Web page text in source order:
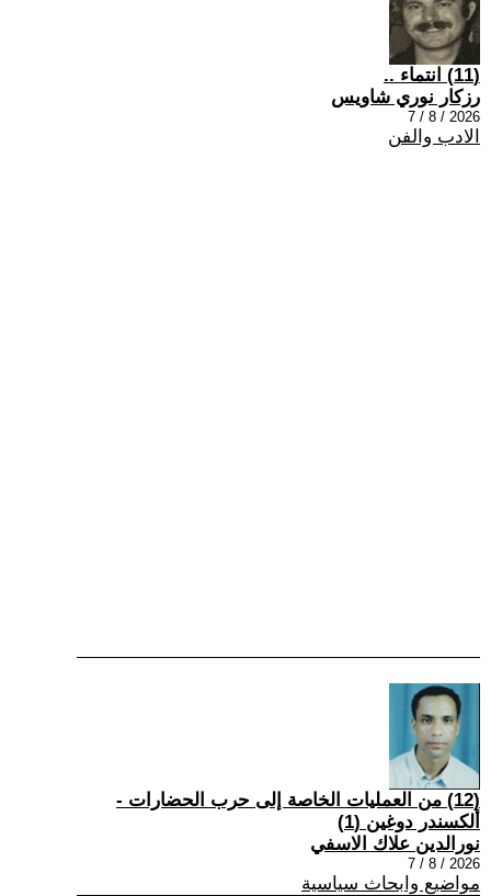
(11) انتماء ..
رزكار نوري شاويس
2026 / 8 / 7
الادب والفن
(12) من العمليات الخاصة إلى حرب الحضارات -
ألكسندر دوغين (1)
نورالدين علاك الاسفي
2026 / 8 / 7
مواضيع وابحاث سياسية